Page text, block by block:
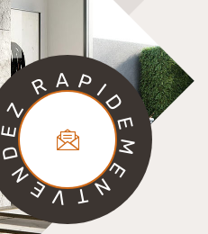
V
E
N
D
E
Z
RA PI
D
E
M
E
N
T